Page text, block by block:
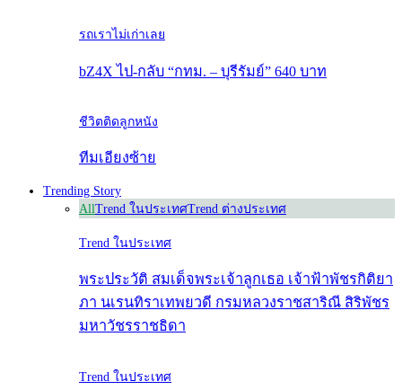
รถเราไม่เก่าเลย
bZ4X ไป-กลับ “กทม. – บุรีรัมย์” 640 บาท
ชีวิตติดลูกหนัง
ทีมเอียงซ้าย
Trending Story
AllTrend ในประเทศTrend ต่างประเทศ
Trend ในประเทศ
พระประวัติ สมเด็จพระเจ้าลูกเธอ เจ้าฟ้าพัชรกิติยา
ภา นเรนทิราเทพยวดี กรมหลวงราชสาริณี สิริพัชร
มหาวัชรราชธิดา
Trend ในประเทศ